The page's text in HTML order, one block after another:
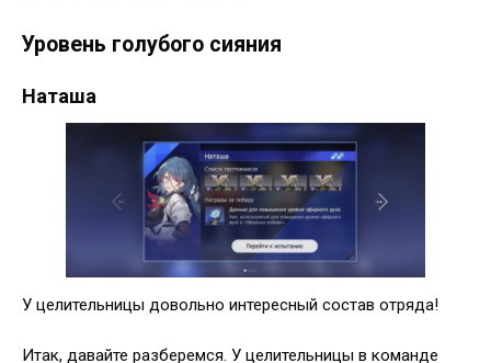
Уровень голубого сияния
Наташа
У целительницы довольно интересный состав отряда!
Итак, давайте разберемся. У целительницы в команде